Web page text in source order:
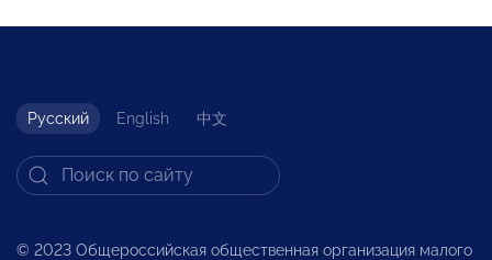
Русский English 中文
© 2023 Общероссийская общественная организация малого